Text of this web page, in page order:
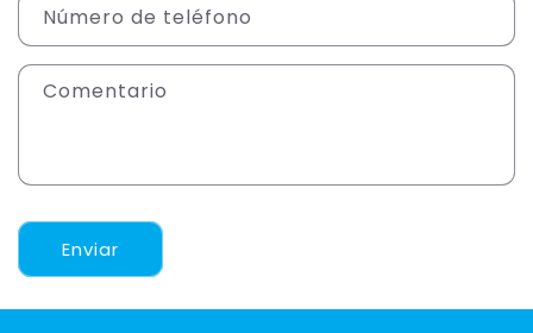
Número de teléfono
Comentario
Enviar